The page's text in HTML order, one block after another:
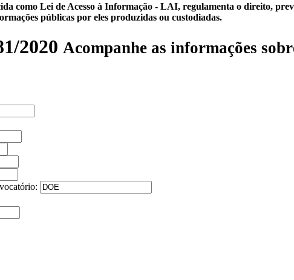
como Lei de Acesso à Informação - LAI, regulamenta o direito,
públicas por eles produzidas ou custodiadas.
2020 Acompanhe as informações